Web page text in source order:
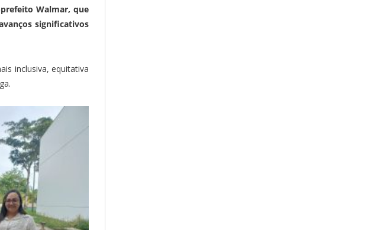
Walmar, que
significativos
inclusiva, equitativa